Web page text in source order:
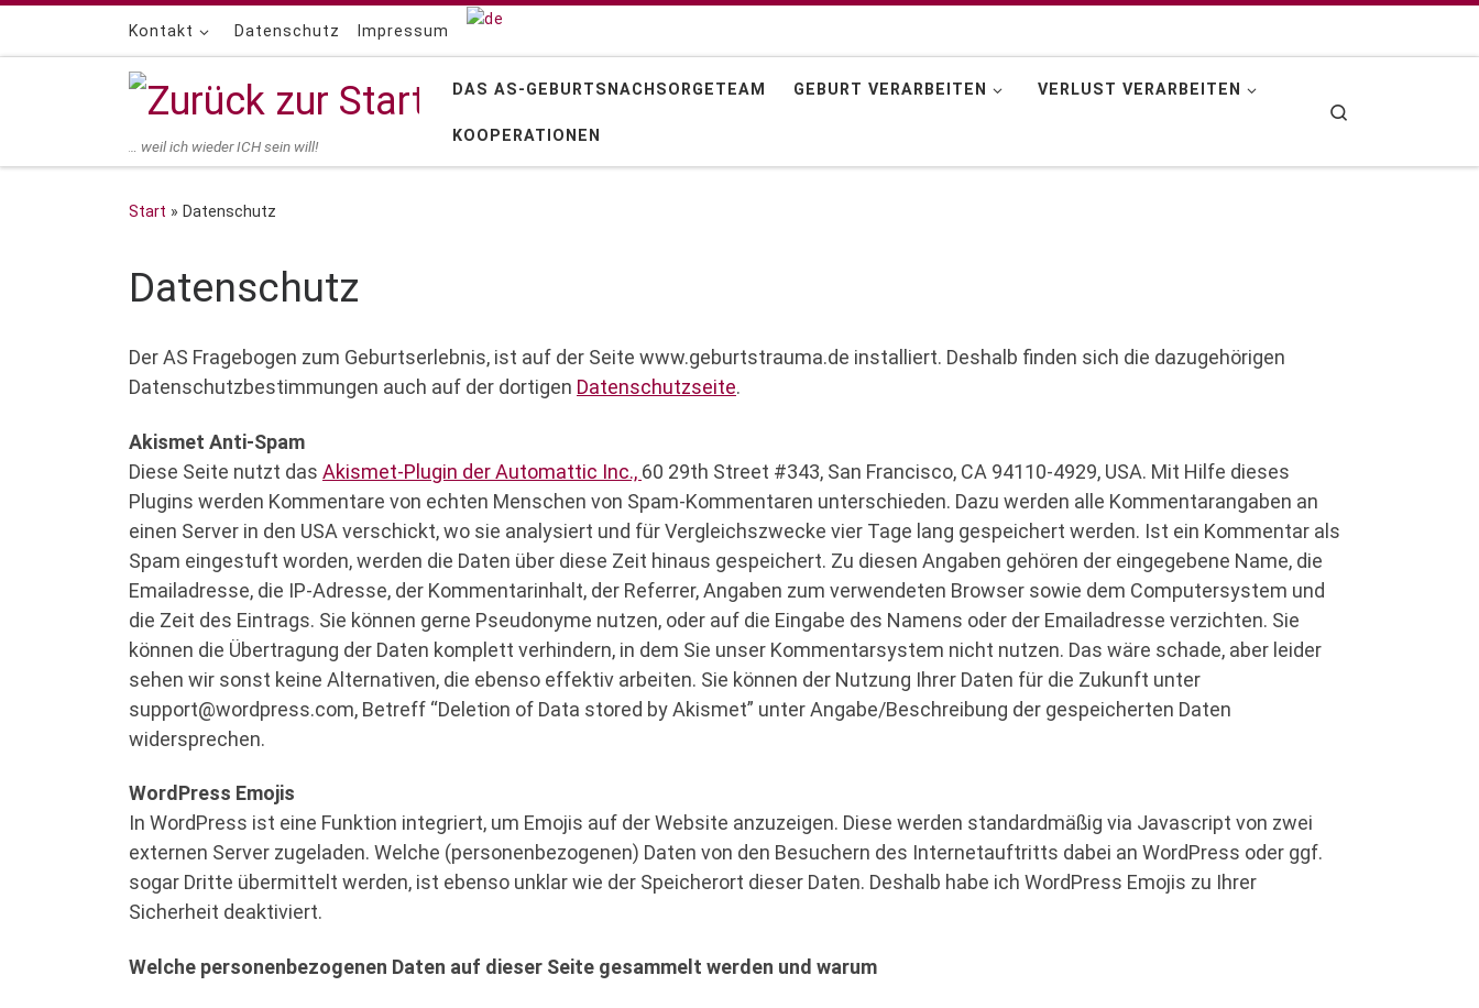
Zum Inhalt springen
Kontakt Datenschutz Impressum
… weil ich wieder ICH sein will!
DAS AS-GEBURTSNACHSORGETEAM GEBURT VERARBEITEN VERLUST VERARBEITEN
KOOPERATIONEN
Start » Datenschutz
Datenschutz
Der AS Fragebogen zum Geburtserlebnis, ist auf der Seite www.geburtstrauma.de installiert. Deshalb finden sich die dazugehörigen
Datenschutzbestimmungen auch auf der dortigen Datenschutzseite.
Akismet Anti-Spam
Diese Seite nutzt das Akismet-Plugin derAutomattic Inc., 60 29th Street #343, San Francisco, CA 94110-4929, USA. Mit Hilfe dieses
Plugins werden Kommentare von echten Menschen von Spam-Kommentaren unterschieden. Dazu werden alle Kommentarangaben an
einen Server in den USA verschickt, wo sie analysiert und für Vergleichszwecke vier Tage lang gespeichert werden. Ist ein Kommentar als
Spam eingestuft worden, werden die Daten über diese Zeit hinaus gespeichert. Zu diesen Angaben gehören der eingegebene Name, die
Emailadresse, die IP-Adresse, der Kommentarinhalt, der Referrer, Angaben zum verwendeten Browser sowie dem Computersystem und
die Zeit des Eintrags. Sie können gerne Pseudonyme nutzen, oder auf die Eingabe des Namens oder der Emailadresse verzichten. Sie
können die Übertragung der Daten komplett verhindern, in dem Sie unser Kommentarsystem nicht nutzen. Das wäre schade, aber leider
sehen wir sonst keine Alternativen, die ebenso effektiv arbeiten. Sie können der Nutzung Ihrer Daten für die Zukunft unter
support@wordpress.com, Betreff “Deletion of Data stored by Akismet” unter Angabe/Beschreibung der gespeicherten Daten
widersprechen.
WordPress Emojis
In WordPress ist eine Funktion integriert, um Emojis auf der Website anzuzeigen. Diese werden standardmäßig via Javascript von zwei
externen Server zugeladen. Welche (personenbezogenen) Daten von den Besuchern des Internetauftritts dabei an WordPress oder ggf.
sogar Dritte übermittelt werden, ist ebenso unklar wie der Speicherort dieser Daten. Deshalb habe ich WordPress Emojis zu Ihrer
Sicherheit deaktiviert.
Welche personenbezogenen Daten auf dieser Seite gesammelt werden und warum